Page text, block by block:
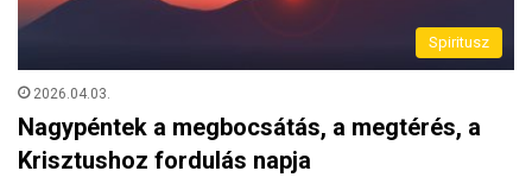
Spiritusz
2026.04.03.
Nagypéntek a megbocsátás, a megtérés, a
Krisztushoz fordulás napja